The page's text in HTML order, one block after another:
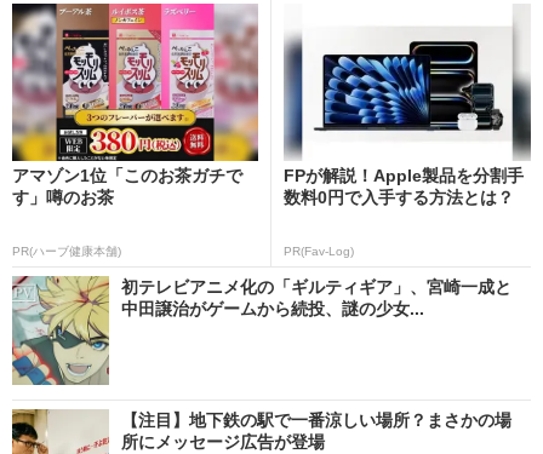
アマゾン1位「このお茶ガチで
す」噂のお茶
PR(ハーブ健康本舗)
FPが解説！Apple製品を分割手
数料0円で入手する方法とは？
PR(Fav-Log)
初テレビアニメ化の「ギルティギア」、宮崎一成と
中田譲治がゲームから続投、謎の少女...
【注目】地下鉄の駅で一番涼しい場所？まさかの場
所にメッセージ広告が登場